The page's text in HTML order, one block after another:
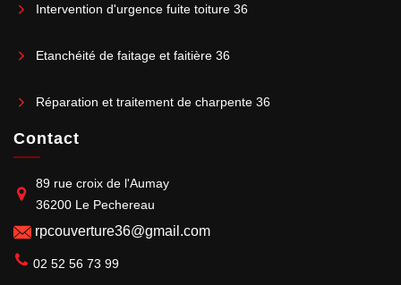
Intervention d'urgence fuite toiture 36
Etanchéité de faitage et faitière 36
Réparation et traitement de charpente 36
Contact
89 rue croix de l'Aumay
36200 Le Pechereau
rpcouverture36@gmail.com
02 52 56 73 99